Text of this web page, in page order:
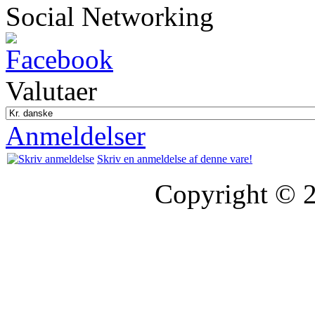
Social Networking
Valutaer
Anmeldelser
Skriv en anmeldelse af denne vare!
Copyright ©